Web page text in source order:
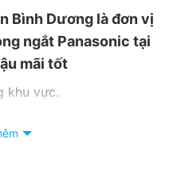
Bình Dương là đơn vị
ngắt Panasonic tại
mãi tốt
khu vực.